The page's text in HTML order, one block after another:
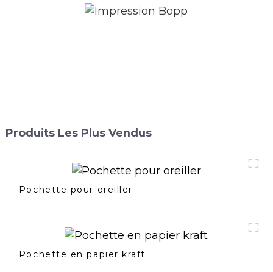
Produits Les Plus Vendus
Pochette pour oreiller
Pochette en papier kraft